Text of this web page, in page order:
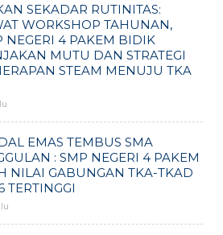
SEKADAR RUTINITAS:
WORKSHOP TAHUNAN,
NEGERI 4 PAKEM BIDIK
MUTU DAN STRATEGI
STEAM MENUJU TKA
EMAS TEMBUS SMA
: SMP NEGERI 4 PAKEM
NILAI GABUNGAN TKA-TKAD
TERTINGGI